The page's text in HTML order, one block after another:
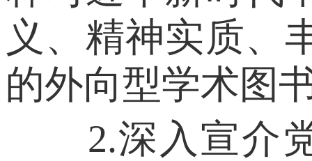
义、精神实质、
的外向型学术图
2.深入宣介党